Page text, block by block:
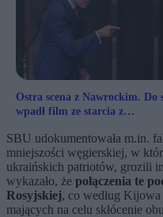
Ostra scena z Nawrockim. Do
wpadł film ze starcia z
SBU udokumentowała m.in.
mniejszości węgierskiej, w
ukraińskich patriotów, grozili
wykazało, że połączenia te
Rosyjskiej, co według Kijowa
mających na celu skłócenie